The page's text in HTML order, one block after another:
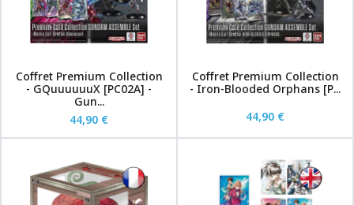
Coffret Premium Collection
- GQuuuuuuX [PC02A] -
Gun...
44,90 €
Coffret Premium Collection
- Iron-Blooded Orphans [P...
44,90 €